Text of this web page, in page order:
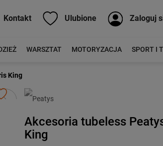
Kontakt Ulubione Zaloguj
WARSZTAT MOTORYZACJA SPORT I
King
Akcesoria tubeless
King